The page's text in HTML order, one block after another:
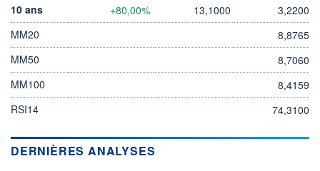
10 ans +80,00% 13,1000
3,2200
MM20
8,8765
MM50
8,7060
MM100
8,4159
RSI14
74,3100
DERNIÈRES ANALYSES